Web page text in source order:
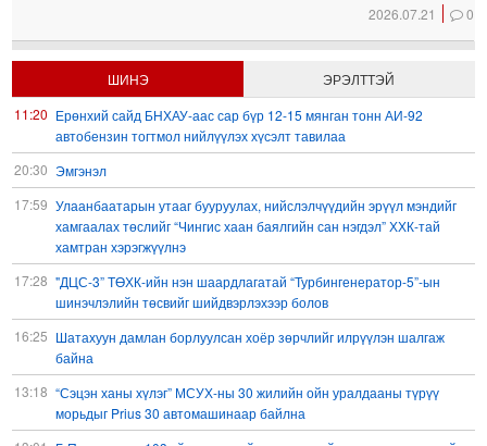
2026.07.21 0
ШИНЭ
ЭРЭЛТТЭЙ
11:20 Ерөнхий сайд БНХАУ-аас сар бүр 12-15 мянган тонн АИ-92
автобензин тогтмол нийлүүлэх хүсэлт тавилаа
20:30 Эмгэнэл
17:59 Улаанбаатарын утааг бууруулах, нийслэлчүүдийн эрүүл мэндийг
хамгаалах төслийг “Чингис хаан баялгийн сан нэгдэл” ХХК-тай
хамтран хэрэгжүүлнэ
17:28 "ДЦС-3” ТӨХК-ийн нэн шаардлагатай “Турбингенератор-5”-ын
шинэчлэлийн төсвийг шийдвэрлэхээр болов
16:25 Шатахуун дамлан борлуулсан хоёр зөрчлийг илрүүлэн шалгаж
байна
13:18 “Сэцэн ханы хүлэг” МСУХ-ны 30 жилийн ойн уралдааны түрүү
морьдыг Prius 30 автомашинаар байлна